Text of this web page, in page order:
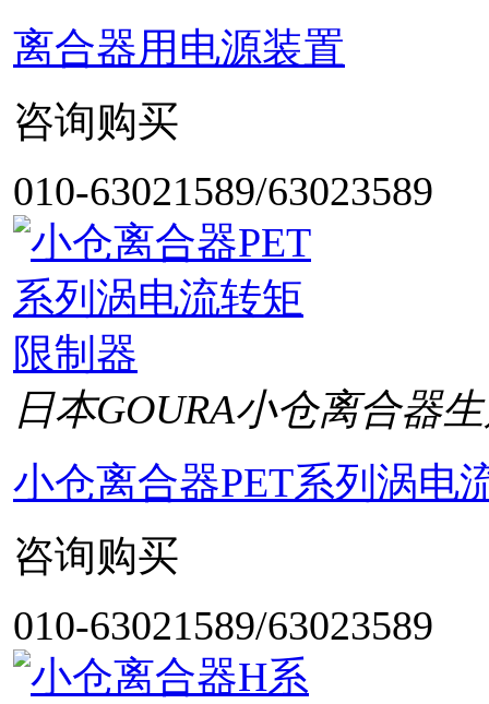
离合器用电源装置
咨询购买
010-63021589/63023589
日本GOURA小仓离合器
小仓离合器PET系列涡电
咨询购买
010-63021589/63023589